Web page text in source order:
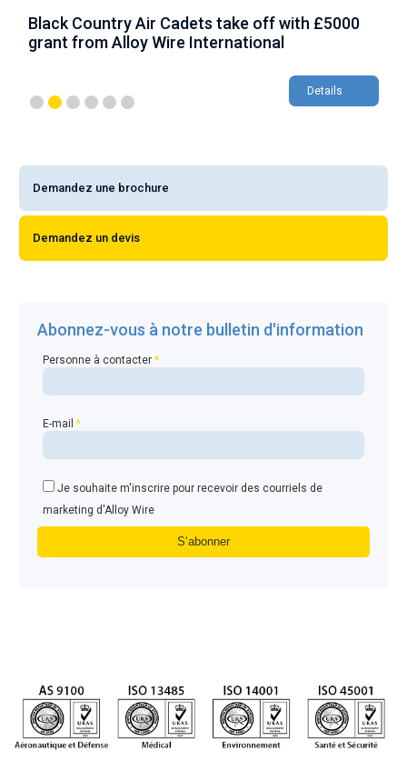
Black Country Air Cadets take off with £5000
grant from Alloy Wire International
Details
Demandez une brochure
Demandez un devis
Abonnez-vous à notre bulletin d'information
Personne à contacter*
E-mail*
Je souhaite m'inscrire pour recevoir des courriels de
marketing d'Alloy Wire